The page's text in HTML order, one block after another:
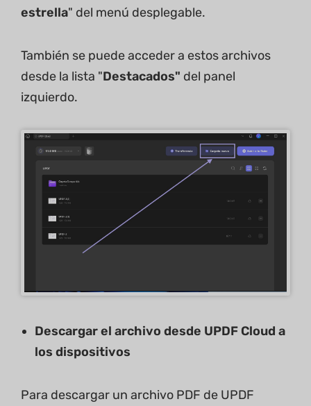
estrella" del menú desplegable.
También se puede acceder a estos archivos
desde la lista "Destacados" del panel
izquierdo.
Descargar el archivo desde UPDF Cloud a
los dispositivos
Para descargar un archivo PDF de UPDF